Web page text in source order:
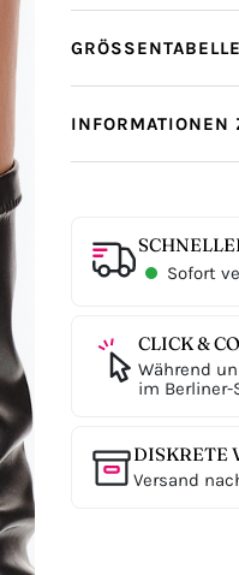
GRÖSSENTABELLE
INFORMATIONEN
Sofort
CLICK &
Während
im Berliner-
DISKRETE
Versand